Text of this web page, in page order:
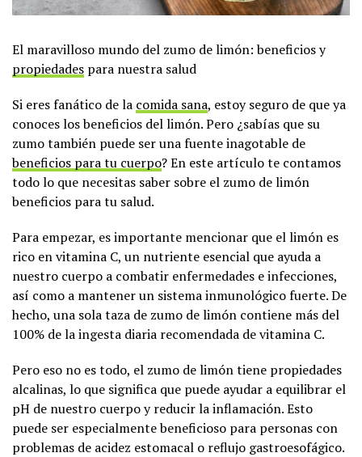
El maravilloso mundo del zumo de limón: beneficios y
propiedades para nuestra salud
Si eres fanático de la comida sana, estoy seguro de que ya
conoces los beneficios del limón. Pero ¿sabías que su
zumo también puede ser una fuente inagotable de
beneficios para tu cuerpo? En este artículo te contamos
todo lo que necesitas saber sobre el zumo de limón
beneficios para tu salud.
Para empezar, es importante mencionar que el limón es
rico en vitamina C, un nutriente esencial que ayuda a
nuestro cuerpo a combatir enfermedades e infecciones,
así como a mantener un sistema inmunológico fuerte. De
hecho, una sola taza de zumo de limón contiene más del
100% de la ingesta diaria recomendada de vitamina C.
Pero eso no es todo, el zumo de limón tiene propiedades
alcalinas, lo que significa que puede ayudar a equilibrar el
pH de nuestro cuerpo y reducir la inflamación. Esto
puede ser especialmente beneficioso para personas con
problemas de acidez estomacal o reflujo gastroesofágico.